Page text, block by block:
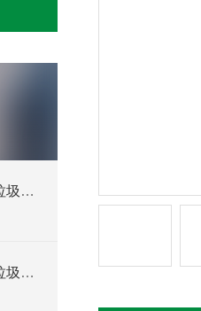
餐厨垃圾破碎压榨机：餐厨垃圾处理的“战士”
餐厨垃圾破碎压榨机：高效垃圾处理的绿色解决方案